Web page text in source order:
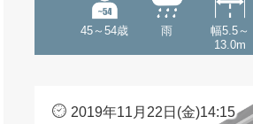
45～54歳 雨
幅5.5～
13.0m
2019年11月22日(金)14:15